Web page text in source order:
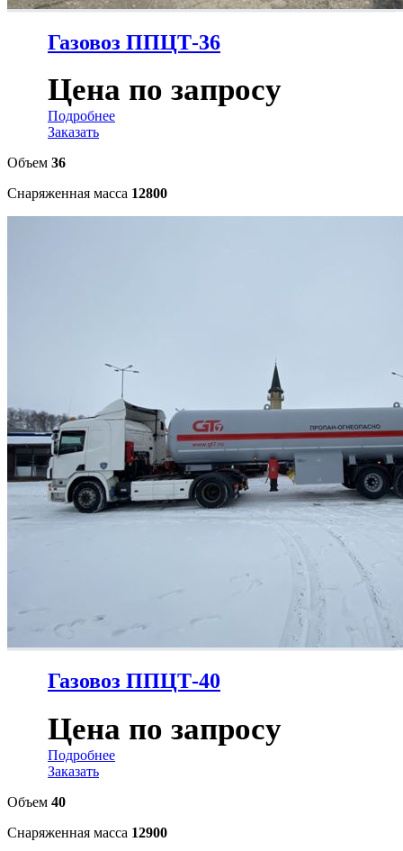
Газовоз ППЦТ-36
Цена по запросу
Подробнее
Заказать
Объем 36
Снаряженная масса 12800
Газовоз ППЦТ-40
Цена по запросу
Подробнее
Заказать
Объем 40
Снаряженная масса 12900